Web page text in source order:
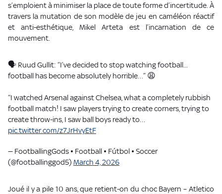
s’emploient à minimiser la place de toute forme d’incertitude. À
travers la mutation de son modèle de jeu en caméléon réactif
et anti-esthétique, Mikel Arteta est l’incarnation de ce
mouvement.
🗣️ Ruud Gullit: “I’ve decided to stop watching football...
football has become absolutely horrible…” 😩
“I watched Arsenal against Chelsea, what a completely rubbish
football match! I saw players trying to create corners, trying to
create throw-ins, I saw ball boys ready to…
pic.twitter.com/z7JrHvyEtF
— FootballingGods • Football • Fútbol • Soccer
(@footballinggod5) March 4, 2026
Joué il y a pile 10 ans, que retient-on du choc Bayern – Atletico